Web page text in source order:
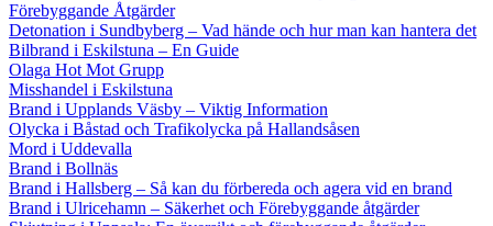
Förebyggande Åtgärder
Detonation i Sundbyberg – Vad hände och hur man kan hantera det
Bilbrand i Eskilstuna – En Guide
Olaga Hot Mot Grupp
Misshandel i Eskilstuna
Brand i Upplands Väsby – Viktig Information
Olycka i Båstad och Trafikolycka på Hallandsåsen
Mord i Uddevalla
Brand i Bollnäs
Brand i Hallsberg – Så kan du förbereda och agera vid en brand
Brand i Ulricehamn – Säkerhet och Förebyggande åtgärder